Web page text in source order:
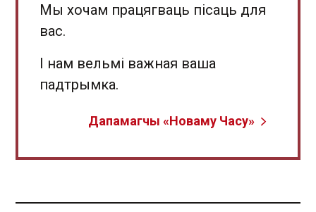
Мы хочам працягваць пісаць для
вас.
І нам вельмі важная ваша
падтрымка.
Дапамагчы «Новаму Часу»